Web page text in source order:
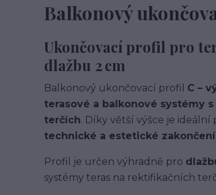
Balkonový
Ukončovací profil pro
dlažbu 2 cm
Balkonový ukončovací profil C –
terasové a balkonové systémy
terčích. Díky větší výšce je ideální
technické a estetické
Profil je určen výhradně pro
systémy teras na rektifikačních